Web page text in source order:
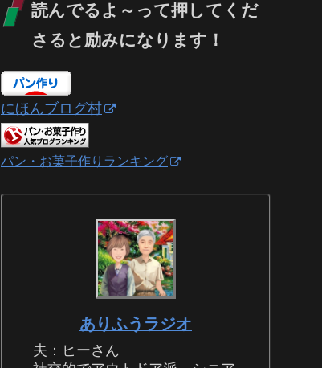
読んでるよ～って押してくだ
さると励みになります！
にほんブログ村
パン・お菓子作りランキング
ありふうラジオ
夫：ヒーさん